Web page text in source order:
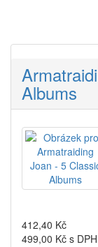
Albums
412,40 Kč
499,00 Kč s DPH